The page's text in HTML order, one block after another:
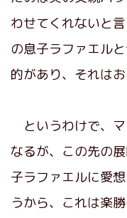
わせてくれないと
の息子ラファエル
的があり、それは
というわけで、
なるが、この先の
子ラファエルに愛
うから、これは楽